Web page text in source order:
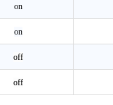
on
on
off
off